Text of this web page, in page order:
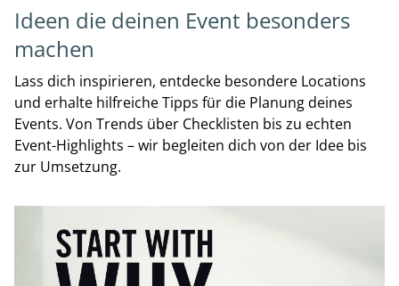
Ideen die deinen Event besonders
machen
Lass dich inspirieren, entdecke besondere Locations
und erhalte hilfreiche Tipps für die Planung deines
Events. Von Trends über Checklisten bis zu echten
Event-Highlights – wir begleiten dich von der Idee bis
zur Umsetzung.